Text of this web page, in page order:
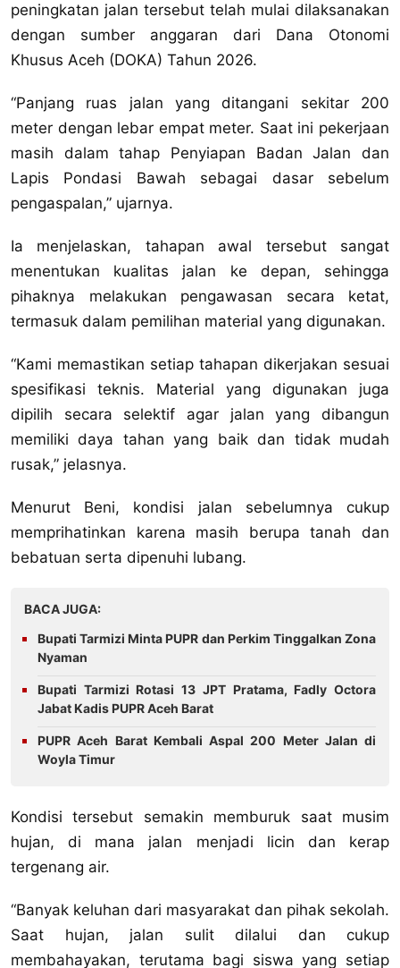
peningkatan jalan tersebut telah mulai dilaksanakan
dengan sumber anggaran dari Dana Otonomi
Khusus Aceh (DOKA) Tahun 2026.
‎“Panjang ruas jalan yang ditangani sekitar 200
meter dengan lebar empat meter. Saat ini pekerjaan
masih dalam tahap Penyiapan Badan Jalan dan
Lapis Pondasi Bawah sebagai dasar sebelum
pengaspalan,” ujarnya.
‎Ia menjelaskan, tahapan awal tersebut sangat
menentukan kualitas jalan ke depan, sehingga
pihaknya melakukan pengawasan secara ketat,
termasuk dalam pemilihan material yang digunakan.
‎“Kami memastikan setiap tahapan dikerjakan sesuai
spesifikasi teknis. Material yang digunakan juga
dipilih secara selektif agar jalan yang dibangun
memiliki daya tahan yang baik dan tidak mudah
rusak,” jelasnya.
‎Menurut Beni, kondisi jalan sebelumnya cukup
memprihatinkan karena masih berupa tanah dan
bebatuan serta dipenuhi lubang.
BACA JUGA:
Bupati Tarmizi Minta PUPR dan Perkim Tinggalkan Zona
Nyaman
Bupati Tarmizi Rotasi 13 JPT Pratama, Fadly Octora
Jabat Kadis PUPR Aceh Barat
PUPR Aceh Barat Kembali Aspal 200 Meter Jalan di
Woyla Timur
Kondisi tersebut semakin memburuk saat musim
hujan, di mana jalan menjadi licin dan kerap
tergenang air.
‎“Banyak keluhan dari masyarakat dan pihak sekolah.
Saat hujan, jalan sulit dilalui dan cukup
membahayakan, terutama bagi siswa yang setiap